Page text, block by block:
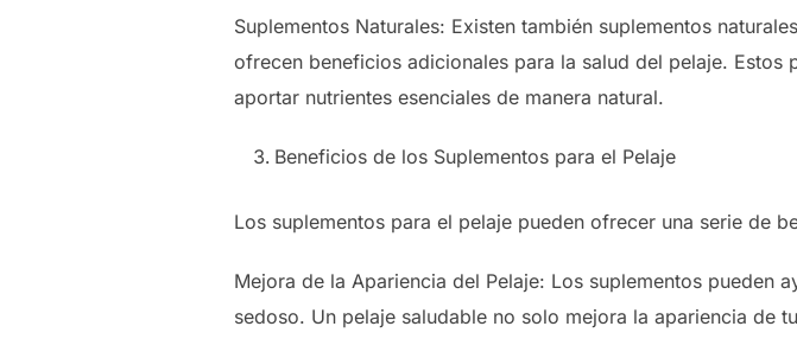
Suplementos Naturales: Existen también suplementos
ofrecen beneficios adicionales para la salud del pelaje.
aportar nutrientes esenciales de manera natural.
Beneficios de los Suplementos para el Pelaje
Los suplementos para el pelaje pueden ofrecer una serie de
Mejora de la Apariencia del Pelaje: Los suplementos pueden
sedoso. Un pelaje saludable no solo mejora la apariencia de